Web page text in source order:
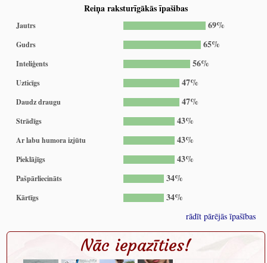
Reiņa raksturīgākās īpašibas
Jautrs 69%
Gudrs 65%
Inteliģents 56%
Uzticīgs 47%
Daudz draugu 47%
Strādīgs 43%
Ar labu humora izjūtu 43%
Pieklājīgs 43%
Pašpārliecināts 34%
Kārtīgs 34%
rādīt pārējās īpašības
Nāc iepazīties!